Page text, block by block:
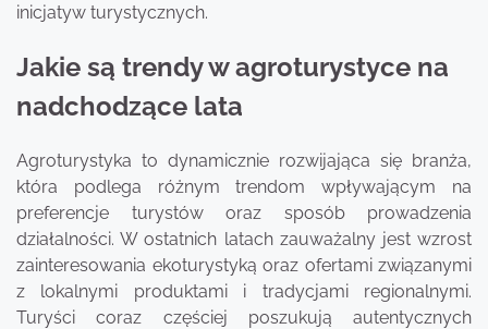
inicjatyw turystycznych.
Jakie są trendy w agroturystyce na
nadchodzące lata
Agroturystyka to dynamicznie rozwijająca się branża,
która podlega różnym trendom wpływającym na
preferencje turystów oraz sposób prowadzenia
działalności. W ostatnich latach zauważalny jest wzrost
zainteresowania ekoturystyką oraz ofertami związanymi
z lokalnymi produktami i tradycjami regionalnymi.
Turyści coraz częściej poszukują autentycznych